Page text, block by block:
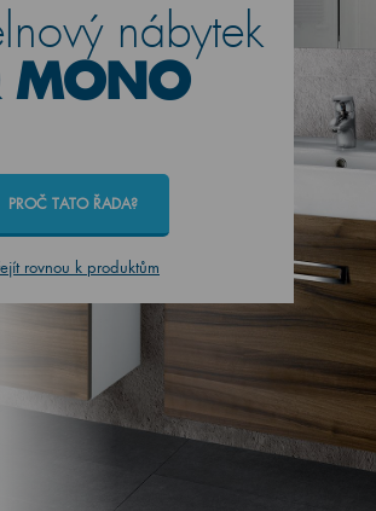
nábytek
MONO
PROČ TATO ŘADA?
rovnou k produktům